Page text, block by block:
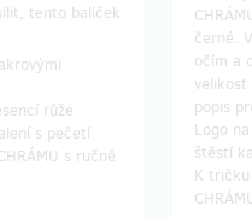
tento balíček
růže
s pečetí
s ručně
černé.
očím a
velikost
popis
Logo
štěstí
K tričku